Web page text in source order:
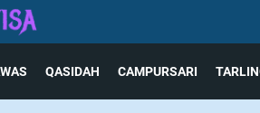
QASIDAH CAMPURSARI